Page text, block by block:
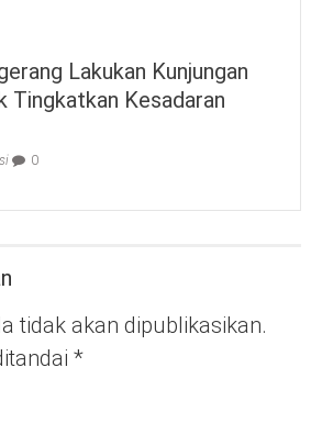
Lakukan Kunjungan
Tingkatkan Kesadaran
0
tidak akan dipublikasikan.
*